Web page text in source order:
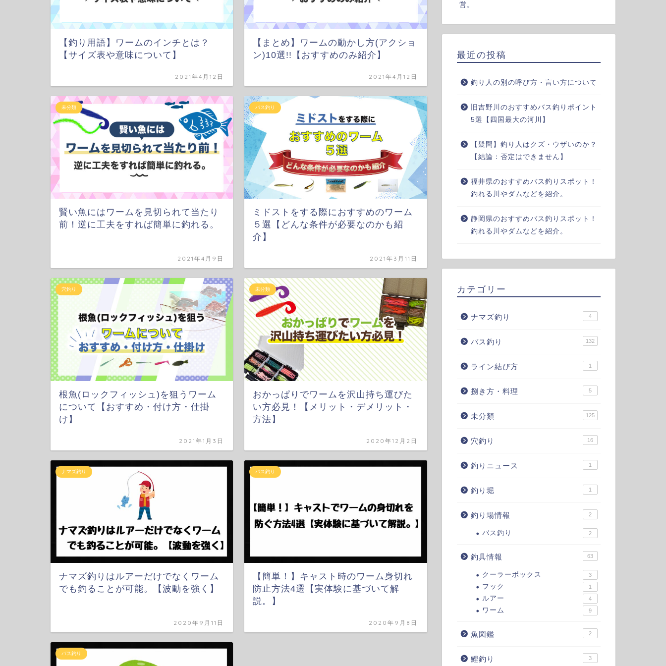
【釣り用語】ワームのインチとは？
【サイズ表や意味について】
2021年4月12日
【まとめ】ワームの動かし方(アクショ
ン)10選!!【おすすめのみ紹介】
2021年4月12日
未分類
賢い魚にはワームを見切られて当たり
前！逆に工夫をすれば簡単に釣れる。
2021年4月9日
バス釣り
ミドストをする際におすすめのワーム
５選【どんな条件が必要なのかも紹
介】
2021年3月11日
穴釣り
根魚(ロックフィッシュ)を狙うワーム
について【おすすめ・付け方・仕掛
け】
2021年1月3日
未分類
おかっぱりでワームを沢山持ち運びた
い方必見！【メリット・デメリット・
方法】
2020年12月2日
ナマズ釣り
ナマズ釣りはルアーだけでなくワーム
でも釣ることが可能。【波動を強く】
2020年9月11日
バス釣り
【簡単！】キャスト時のワーム身切れ
防止方法4選【実体験に基づいて解
説。】
2020年9月8日
バス釣り
営。
最近の投稿
釣り人の別の呼び方・言い方について
旧吉野川のおすすめバス釣りポイント
5選【四国最大の河川】
【疑問】釣り人はクズ・ウザいのか？
【結論：否定はできません】
福井県のおすすめバス釣りスポット！
釣れる川やダムなどを紹介。
静岡県のおすすめバス釣りスポット！
釣れる川やダムなどを紹介。
カテゴリー
ナマズ釣り 4
バス釣り 132
ライン結び方 1
捌き方・料理 5
未分類 125
穴釣り 16
釣りニュース 1
釣り堀 1
釣り場情報 2
バス釣り 2
釣具情報 63
クーラーボックス 3
フック 1
ルアー 4
ワーム 9
魚図鑑 2
鯉釣り 3